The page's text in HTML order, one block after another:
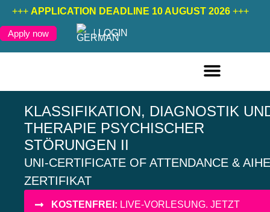
+++ APPLICATION DEADLINE 10 AUGUST 2026 +++
Apply now LOGIN
KLASSIFIKATION, DIAGNOSTIK
THERAPIE PSYCHISCHER
STÖRUNGEN II
UNI-CERTIFICATE OF ATTENDANCE & AIHE
ZERTIFIKAT
KOSTENFREI: LIVE-VORLESUNG. JETZT